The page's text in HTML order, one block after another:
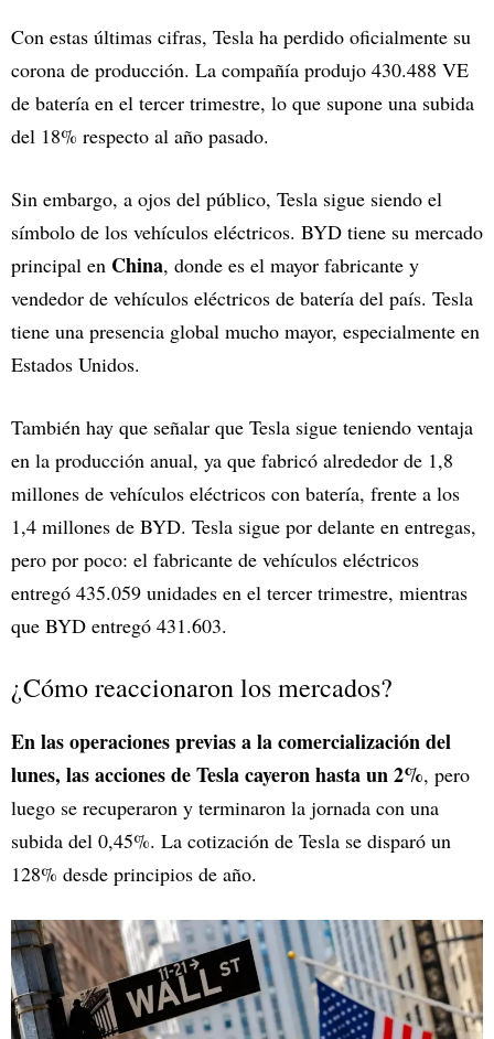
Con estas últimas cifras, Tesla ha perdido oficialmente su
corona de producción. La compañía produjo 430.488 VE
de batería en el tercer trimestre, lo que supone una subida
del 18% respecto al año pasado.
Sin embargo, a ojos del público, Tesla sigue siendo el
símbolo de los vehículos eléctricos. BYD tiene su mercado
principal en China, donde es el mayor fabricante y
vendedor de vehículos eléctricos de batería del país. Tesla
tiene una presencia global mucho mayor, especialmente en
Estados Unidos.
También hay que señalar que Tesla sigue teniendo ventaja
en la producción anual, ya que fabricó alrededor de 1,8
millones de vehículos eléctricos con batería, frente a los
1,4 millones de BYD. Tesla sigue por delante en entregas,
pero por poco: el fabricante de vehículos eléctricos
entregó 435.059 unidades en el tercer trimestre, mientras
que BYD entregó 431.603.
¿Cómo reaccionaron los mercados?
En las operaciones previas a la comercialización del
lunes, las acciones de Tesla cayeron hasta un 2%, pero
luego se recuperaron y terminaron la jornada con una
subida del 0,45%. La cotización de Tesla se disparó un
128% desde principios de año.